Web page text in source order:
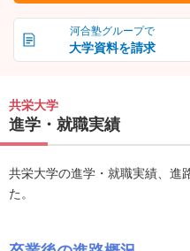
河合塾グループで
大学資料を請求
共栄大学
進学・就職実績
共栄大学の進学・就職実績、進
た。